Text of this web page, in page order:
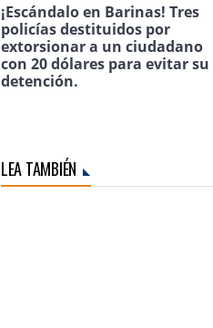
¡Escándalo en Barinas! Tres
policías destituidos por
extorsionar a un ciudadano
con 20 dólares para evitar su
detención.
LEA TAMBIÉN